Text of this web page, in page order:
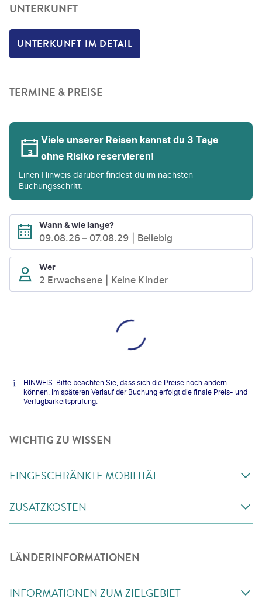
UNTERKUNFT
UNTERKUNFT IM DETAIL
TERMINE & PREISE
Viele unserer Reisen kannst du 3 Tage
ohne Risiko reservieren!
Einen Hinweis darüber findest du im nächsten
Buchungsschritt.
Wann & wie lange?
09.08.26 – 07.08.29 Beliebig
Wer
2 Erwachsene Keine Kinder
HINWEIS: Bitte beachten Sie, dass sich die Preise noch ändern
können. Im späteren Verlauf der Buchung erfolgt die finale Preis- und
Verfügbarkeitsprüfung.
WICHTIG ZU WISSEN
EINGESCHRÄNKTE MOBILITÄT
ZUSATZKOSTEN
LÄNDERINFORMATIONEN
INFORMATIONEN ZUM ZIELGEBIET